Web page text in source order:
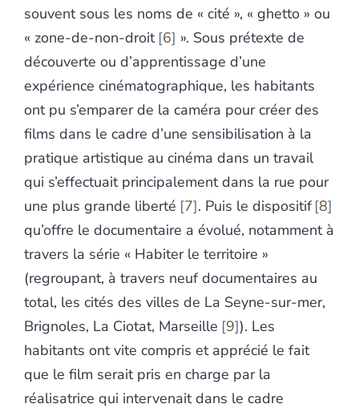
souvent sous les noms de « cité », « ghetto » ou
« zone-de-non-droit 6 ». Sous prétexte de
découverte ou d’apprentissage d’une
expérience cinématographique, les habitants
ont pu s’emparer de la caméra pour créer des
films dans le cadre d’une sensibilisation à la
pratique artistique au cinéma dans un travail
qui s’effectuait principalement dans la rue pour
une plus grande liberté 7 . Puis le dispositif 8
qu’offre le documentaire a évolué, notamment à
travers la série « Habiter le territoire »
(regroupant, à travers neuf documentaires au
total, les cités des villes de La Seyne-sur-mer,
Brignoles, La Ciotat, Marseille 9 ). Les
habitants ont vite compris et apprécié le fait
que le film serait pris en charge par la
réalisatrice qui intervenait dans le cadre